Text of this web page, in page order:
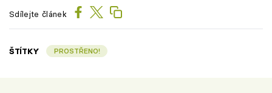
Sdílejte článek
ŠTÍTKY PROSTŘENO!